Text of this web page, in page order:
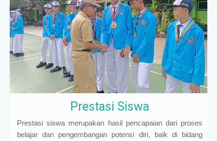
Prestasi Siswa
Prestasi siswa merupakan hasil pencapaian dari proses
belajar dan pengembangan potensi diri, baik di bidang